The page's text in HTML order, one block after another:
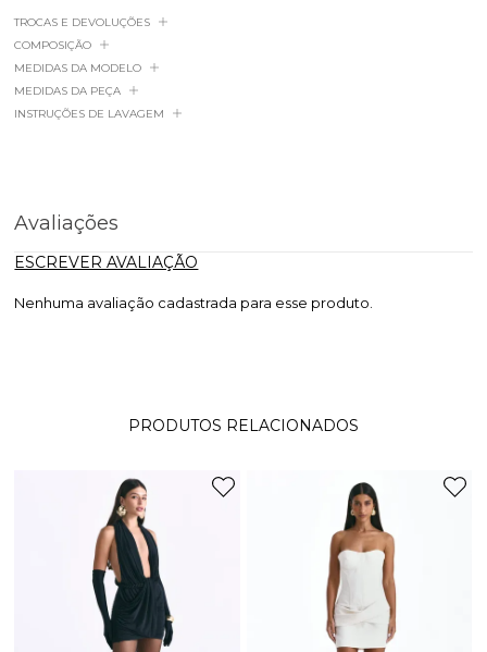
TROCAS E DEVOLUÇÕES
INSTRUÇÕES DE LAVAGEM
MEDIDAS DA PEÇA
COMPOSIÇÃO
MEDIDAS DA MODELO
Avaliações
ESCREVER AVALIAÇÃO
Nenhuma avaliação cadastrada para esse produto.
PRODUTOS RELACIONADOS